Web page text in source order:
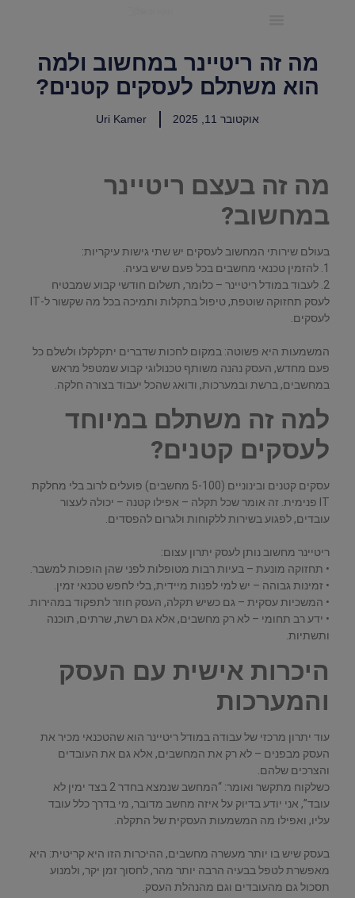
מה זה ריטיינר במחשוב ולמה
הוא משתלם לעסקים קטנים?
אוקטובר 11, 2025 Uri Kamer
מה זה בעצם ריטיינר
במחשוב?
בעולם שירותי המחשוב לעסקים יש שתי גישות עיקריות:
1. להזמין טכנאי מחשבים בכל פעם שיש בעיה.
2. לעבוד במודל ריטיינר – כלומר, תשלום חודשי קבוע שמבטיח
לעסק תחזוקה שוטפת, טיפול בתקלות ותמיכה בכל מה שקשור ל-IT
לעסקים.
המשמעות היא פשוטה: במקום לחכות שדברים יתקלקלו ולשלם כל
פעם מחדש, העסק נהנה משותף טכנולוגי קבוע שמטפל מראש
במחשבים, ברשת ובמערכות, ודואג שהכל יעבוד בצורה חלקה.
למה זה משתלם במיוחד
לעסקים קטנים?
עסקים קטנים ובינוניים (5-100 מחשבים) פועלים לרוב בלי מחלקת
IT פנימית. זה אומר שכל תקלה – אפילו קטנה – יכולה לעצור
עובדים, לפגוע בשירות ללקוחות ולגרום להפסדים.
ריטיינר מחשוב נותן לעסק יתרון עצום:
• תחזוקה מונעת – בעיות רבות מטופלות לפני שהן הופכות למשבר.
• זמינות גבוהה – יש למי לפנות מיידית, בלי לחפש טכנאי זמין.
• המשכיות עסקית – גם כשיש תקלה, העסק חוזר לתפקוד במהירות.
• ידע רב תחומי – לא רק מחשבים, אלא גם רשת, שרתים, תוכנה
ותשתיות.
היכרות אישית עם העסק
והמערכות
עוד יתרון מרכזי של עבודה במודל ריטיינר הוא שהטכנאי מכיר את
העסק מבפנים – לא רק את המחשבים, אלא גם את העובדים
והצרכים שלהם.
כשלקוח מתקשר ואומר: “המחשב שנמצא בחדר 2 בצד ימין לא
עובד”, אני יודע בדיוק על איזה מחשב מדובר, מי בדרך כלל עובד
עליו, ואפילו מה המשמעות העסקית של התקלה.
בעסק שיש בו יותר מעשרה מחשבים, ההיכרות הזו היא קריטית: היא
מאפשרת לטפל בבעיה הרבה יותר מהר, לחסוך זמן יקר, ולמנוע
תסכול גם מהעובדים וגם מהנהלת העסק.